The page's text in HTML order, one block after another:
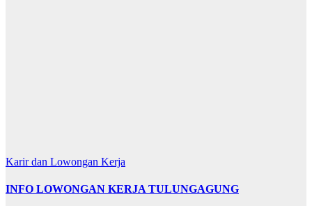
Karir dan Lowongan Kerja
INFO LOWONGAN KERJA TULUNGAGUNG